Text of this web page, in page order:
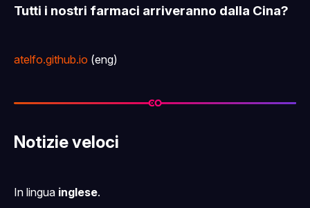
Tutti i nostri farmaci arriveranno dalla Cina?
atelfo.github.io (eng)
Notizie veloci
In lingua inglese.